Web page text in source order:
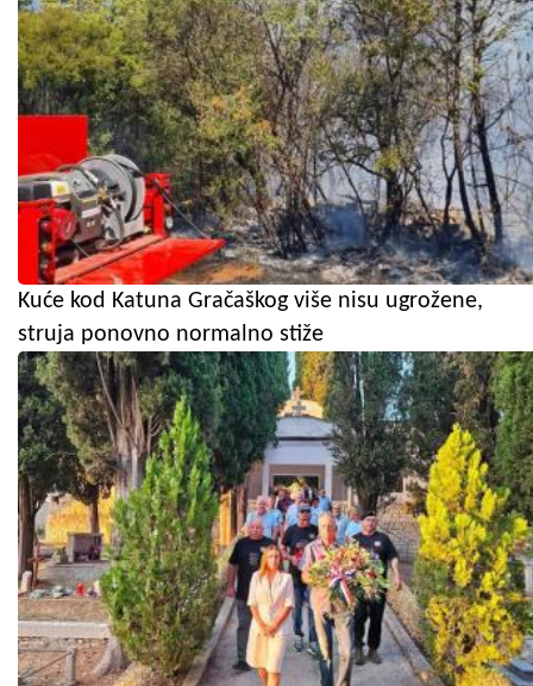
Kuće kod Katuna Gračaškog više nisu ugrožene,
struja ponovno normalno stiže